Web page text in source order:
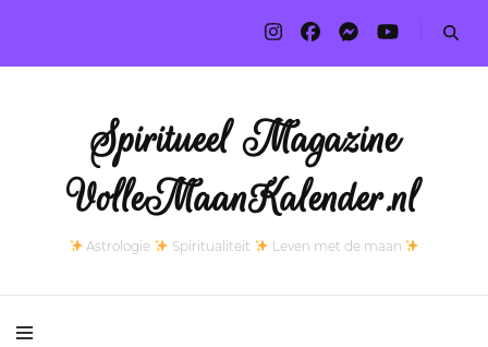
Spiritueel Magazine
VolleMaanKalender.nl
Astrologie Spiritualiteit Leven met de maan